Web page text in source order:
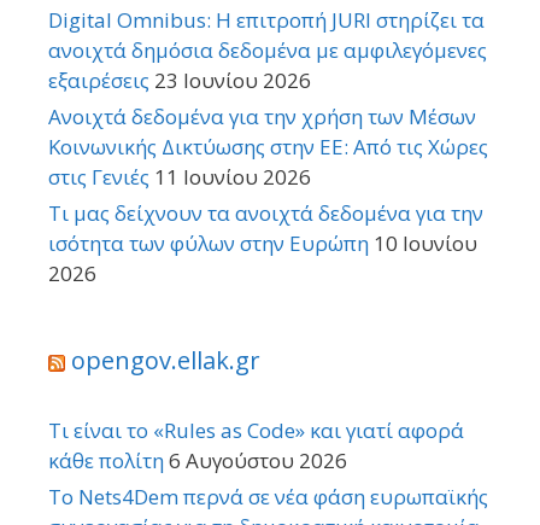
Digital Omnibus: Η επιτροπή JURI στηρίζει τα
ανοιχτά δημόσια δεδομένα με αμφιλεγόμενες
εξαιρέσεις 23 Ιουνίου 2026
Ανοιχτά δεδομένα για την χρήση των Μέσων
Κοινωνικής Δικτύωσης στην ΕΕ: Από τις Χώρες
στις Γενιές 11 Ιουνίου 2026
Τι μας δείχνουν τα ανοιχτά δεδομένα για την
ισότητα των φύλων στην Ευρώπη 10 Ιουνίου
2026
opengov.ellak.gr
Τι είναι το «Rules as Code» και γιατί αφορά
κάθε πολίτη6 Αυγούστου 2026
Το Nets4Dem περνά σε νέα φάση ευρωπαϊκής